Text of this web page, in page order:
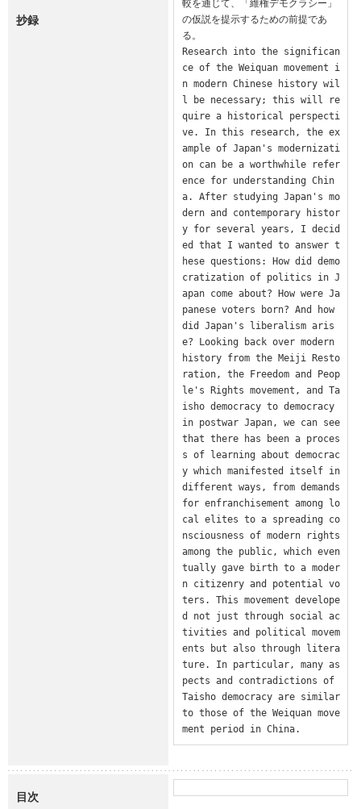
抄録
較を通じて、「維権デモクラシー」
の仮説を提示するための前提であ
る。
Research into the significan
ce of the Weiquan movement i
n modern Chinese history wil
l be necessary; this will re
quire a historical perspecti
ve. In this research, the ex
ample of Japan's modernizati
on can be a worthwhile refer
ence for understanding Chin
a. After studying Japan's mo
dern and contemporary histor
y for several years, I decid
ed that I wanted to answer t
hese questions: How did demo
cratization of politics in J
apan come about? How were Ja
panese voters born? And how
did Japan's liberalism aris
e? Looking back over modern
history from the Meiji Resto
ration, the Freedom and Peop
le's Rights movement, and Ta
isho democracy to democracy
in postwar Japan, we can see
that there has been a proces
s of learning about democrac
y which manifested itself in
different ways, from demands
for enfranchisement among lo
cal elites to a spreading co
nsciousness of modern rights
among the public, which even
tually gave birth to a moder
n citizenry and potential vo
ters. This movement develope
d not just through social ac
tivities and political movem
ents but also through litera
ture. In particular, many as
pects and contradictions of
Taisho democracy are similar
to those of the Weiquan move
ment period in China.
目次